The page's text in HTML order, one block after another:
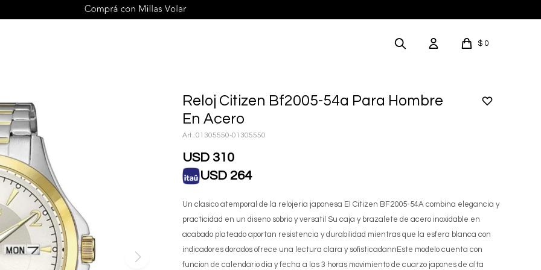
$ 0
Reloj Citizen Bf2005-54a Para Hombre
En Acero
01305550-01305550
USD 310
USD 264
Un clasico atemporal de la relojeria japonesa El Citizen BF2005-54A combina elegancia y
practicidad en un diseno sobrio y versatil Su caja y brazalete de acero inoxidable en
acabado plateado aportan resistencia y durabilidad mientras que la esfera blanca con
indicadores dorados ofrece una lectura clara y sofisticadannEste modelo cuenta con
funcion de calendario dia y fecha a las 3 horas movimiento de cuarzo japones de alta